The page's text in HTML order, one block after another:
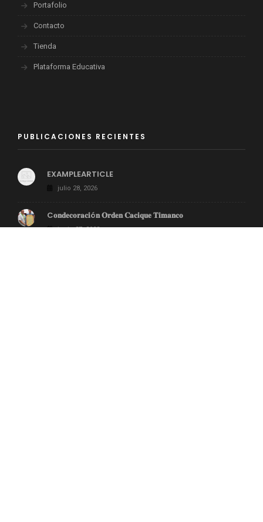
Portafolio
Contacto
Tienda
Plataforma Educativa
PUBLICACIONES RECIENTES
EXAMPLEARTICLE
julio 28, 2026
C𝐨𝐧𝐝𝐞𝐜𝐨𝐫𝐚𝐜𝐢ó𝐧 𝐎𝐫𝐝𝐞𝐧 𝐂𝐚𝐜𝐢𝐪𝐮𝐞 𝐓𝐢𝐦𝐚𝐧𝐜𝐨
junio 27, 2023